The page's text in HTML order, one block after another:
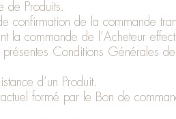
Produits.
confirmation de la commande
la commande de l’Acheteur
Conditions Générales
d’un Produit.
formé par le Bon de